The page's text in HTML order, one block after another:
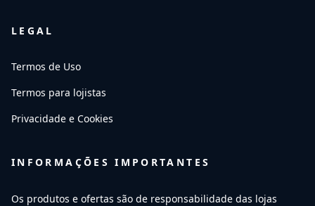
LEGAL
Termos de Uso
Termos para lojistas
Privacidade e Cookies
INFORMAÇÕES IMPORTANTES
Os produtos e ofertas são de responsabilidade das lojas